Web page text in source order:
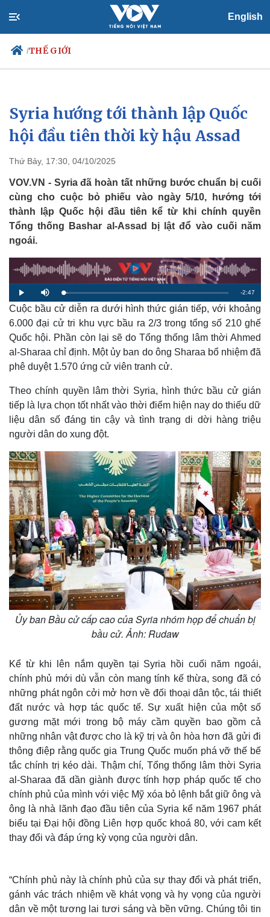
English
/THẾ GIỚI
Chính trị
Đảng
Tổ chức nhân sự
Nhận diện sự thật
Xã hội
Tin 24h
Dự báo thời tiết
Việc làm
Biển đảo
Syria hướng tới thành lập Quốc
hội đầu tiên thời kỳ hậu Assad
Thứ Bảy, 17:30, 04/10/2025
VOV.VN - Syria đã hoàn tất những bước chuẩn bị cuối
cùng cho cuộc bỏ phiếu vào ngày 5/10, hướng tới
thành lập Quốc hội đầu tiên kể từ khi chính quyền
Tổng thống Bashar al-Assad bị lật đổ vào cuối năm
ngoái.
P
l
a
y
M
u
t
e
L
o
a
d
e
d
2
.
4
4
R
e
i
n
T
i
m
e
-2:47
Cuộc bầu cử diễn ra dưới hình thức gián tiếp, với khoảng
6.000 đại cử tri khu vực bầu ra 2/3 trong tổng số 210 ghế
Quốc hội. Phần còn lại sẽ do Tổng thống lâm thời Ahmed
al-Sharaa chỉ định. Một ủy ban do ông Sharaa bổ nhiệm đã
phê duyệt 1.570 ứng cử viên tranh cử.
Theo chính quyền lâm thời Syria, hình thức bầu cử gián
tiếp là lựa chọn tốt nhất vào thời điểm hiện nay do thiếu dữ
liệu dân số đáng tin cậy và tình trạng di dời hàng triệu
người dân do xung đột.
Ủy ban Bầu cử cấp cao của Syria nhóm họp để chuẩn bị
bầu cử. Ảnh: Rudaw
Kể từ khi lên nắm quyền tại Syria hồi cuối năm ngoái,
chính phủ mới dù vẫn còn mang tính kế thừa, song đã có
những phát ngôn cởi mở hơn về đối thoại dân tộc, tái thiết
đất nước và hợp tác quốc tế. Sự xuất hiện của một số
gương mặt mới trong bộ máy cầm quyền bao gồm cả
những nhân vật được cho là kỹ trị và ôn hòa hơn đã gửi đi
thông điệp rằng quốc gia Trung Quốc muốn phá vỡ thế bế
tắc chính trị kéo dài. Thậm chí, Tổng thống lâm thời Syria
al-Sharaa đã dần giành được tính hợp pháp quốc tế cho
chính phủ của mình với việc Mỹ xóa bỏ lệnh bắt giữ ông và
ông là nhà lãnh đạo đầu tiên của Syria kể năm 1967 phát
biểu tại Đại hội đồng Liên hợp quốc khoá 80, với cam kết
thay đổi và đáp ứng kỳ vọng của người dân.
“Chính phủ này là chính phủ của sự thay đổi và phát triển,
gánh vác trách nhiệm về khát vọng và hy vọng của người
dân về một tương lai tươi sáng và bền vững. Chúng tôi tin